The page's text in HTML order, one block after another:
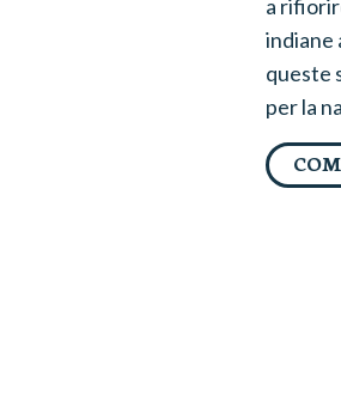
a
indiane
queste
per la